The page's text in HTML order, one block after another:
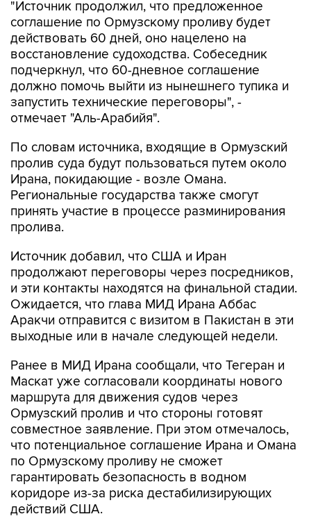
"Источник продолжил, что предложенное
соглашение по Ормузскому проливу будет
действовать 60 дней, оно нацелено на
восстановление судоходства. Собеседник
подчеркнул, что 60-дневное соглашение
должно помочь выйти из нынешнего тупика и
запустить технические переговоры", -
отмечает "Аль-Арабийя".
По словам источника, входящие в Ормузский
пролив суда будут пользоваться путем около
Ирана, покидающие - возле Омана.
Региональные государства также смогут
принять участие в процессе разминирования
пролива.
Источник добавил, что США и Иран
продолжают переговоры через посредников,
и эти контакты находятся на финальной стадии.
Ожидается, что глава МИД Ирана Аббас
Аракчи отправится с визитом в Пакистан в эти
выходные или в начале следующей недели.
Ранее в МИД Ирана сообщали, что Тегеран и
Маскат уже согласовали координаты нового
маршрута для движения судов через
Ормузский пролив и что стороны готовят
совместное заявление. При этом отмечалось,
что потенциальное соглашение Ирана и Омана
по Ормузскому проливу не сможет
гарантировать безопасность в водном
коридоре из-за риска дестабилизирующих
действий США.